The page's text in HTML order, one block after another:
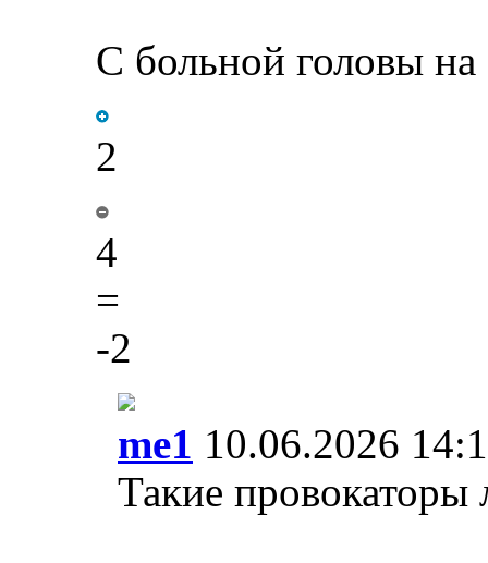
С больной головы
2
4
=
-2
me1 10.06.2026
Такие провокаторы